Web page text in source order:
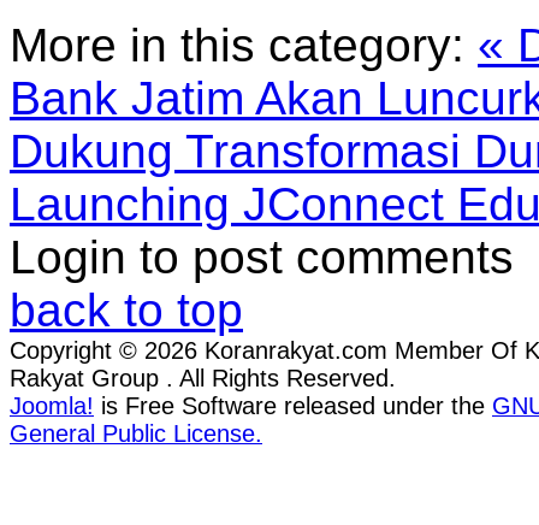
More in this category: «
Bank Jatim Akan
Dukung Transformasi
Launching JConnect
Login to post comments
back to top
Copyright © 2026 Koranrakyat.com Member Of
Rakyat Group . All Rights Reserved.
Joomla! is Free Software released under the
General Public License.